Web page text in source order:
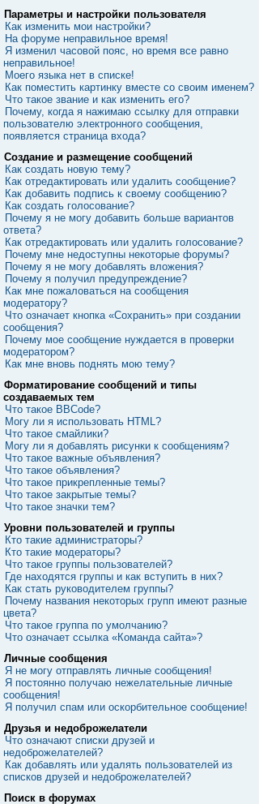
Параметры и настройки пользователя
Как изменить мои настройки?
На форуме неправильное время!
Я изменил часовой пояс, но время все равно
неправильное!
Моего языка нет в списке!
Как поместить картинку вместе со своим именем?
Что такое звание и как изменить его?
Почему, когда я нажимаю ссылку для отправки
пользователю электронного сообщения,
появляется страница входа?
Создание и размещение сообщений
Как создать новую тему?
Как отредактировать или удалить сообщение?
Как добавить подпись к своему сообщению?
Как создать голосование?
Почему я не могу добавить больше вариантов
ответа?
Как отредактировать или удалить голосование?
Почему мне недоступны некоторые форумы?
Почему я не могу добавлять вложения?
Почему я получил предупреждение?
Как мне пожаловаться на сообщения
модератору?
Что означает кнопка «Сохранить» при создании
сообщения?
Почему мое сообщение нуждается в проверки
модератором?
Как мне вновь поднять мою тему?
Форматирование сообщений и типы
создаваемых тем
Что такое BBCode?
Могу ли я использовать HTML?
Что такое смайлики?
Могу ли я добавлять рисунки к сообщениям?
Что такое важные объявления?
Что такое объявления?
Что такое прикрепленные темы?
Что такое закрытые темы?
Что такое значки тем?
Уровни пользователей и группы
Кто такие администраторы?
Кто такие модераторы?
Что такое группы пользователей?
Где находятся группы и как вступить в них?
Как стать руководителем группы?
Почему названия некоторых групп имеют разные
цвета?
Что такое группа по умолчанию?
Что означает ссылка «Команда сайта»?
Личные сообщения
Я не могу отправлять личные сообщения!
Я постоянно получаю нежелательные личные
сообщения!
Я получил спам или оскорбительное сообщение!
Друзья и недоброжелатели
Что означают списки друзей и
недоброжелателей?
Как добавлять или удалять пользователей из
списков друзей и недоброжелателей?
Поиск в форумах